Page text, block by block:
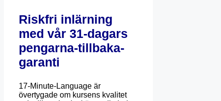
Riskfri inlärning
med vår 31-dagars
pengarna-tillbaka-
garanti
17-Minute-Language är
övertygade om kursens kvalitet